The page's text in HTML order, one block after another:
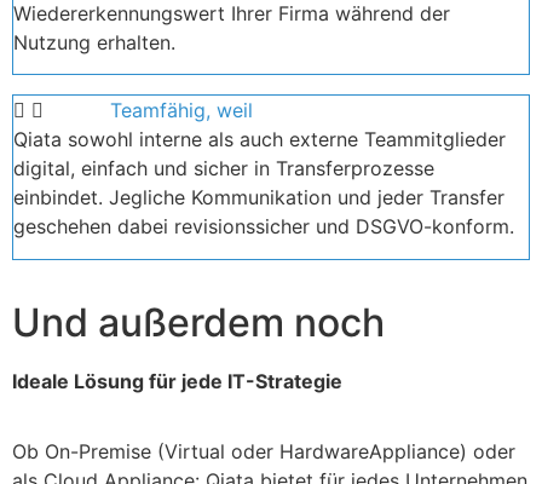
Wiedererkennungswert Ihrer Firma während der
Nutzung erhalten.
Teamfähig, weil
Qiata sowohl interne als auch externe Teammitglieder
digital, einfach und sicher in Transferprozesse
einbindet. Jegliche Kommunikation und jeder Transfer
geschehen dabei revisionssicher und DSGVO-konform.
Und außerdem noch
Ideale Lösung für jede IT-Strategie
Ob On-Premise (Virtual oder HardwareAppliance) oder